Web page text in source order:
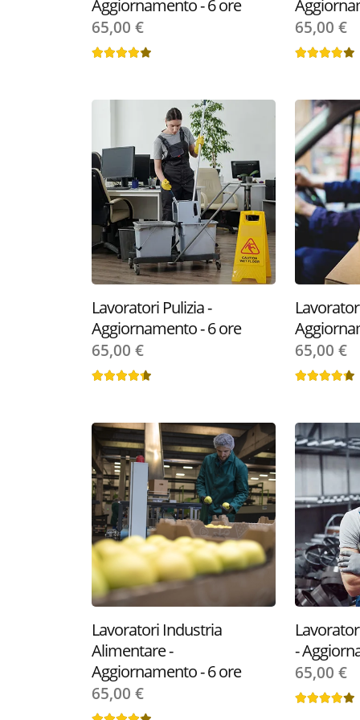
Aggiornamento - 6 ore
65,00 € 65,00 €
Lavoratori Pulizia -
Aggiornamento - 6 ore
65,00 € 65,00 €
Lavoratori Industria
Alimentare -
Aggiornamento - 6 ore
65,00 €
-
65,00 €
Benvenuto!
In questo sito web
pubblicitari/banner,
anche informazioni
dei dati di
fornito loro o che